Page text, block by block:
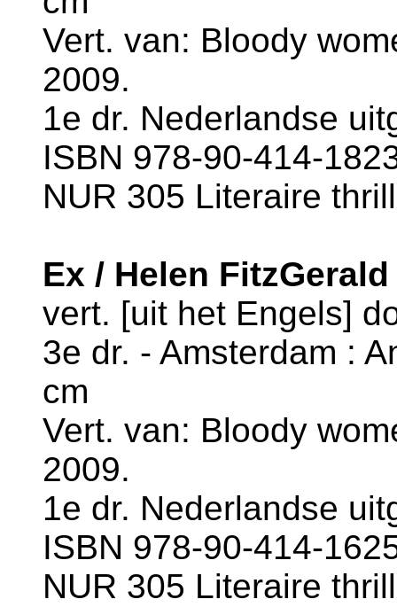
Vert. van: Bloody
2009.
1e dr. Nederlandse
ISBN 978-90-414-
NUR 305 Literaire
Ex / Helen FitzGerald
vert. [uit het Engels]
3e dr. - Amsterdam :
cm
Vert. van: Bloody
2009.
1e dr. Nederlandse
ISBN 978-90-414-
NUR 305 Literaire